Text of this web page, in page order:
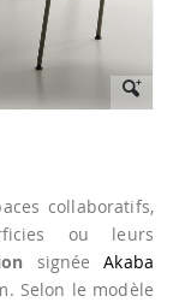
collaboratifs,
ou leurs
signéeAkaba
Selon le modèle